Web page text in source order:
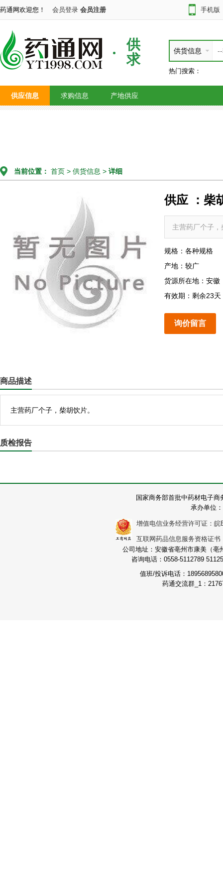
药通网欢迎您！ 会员登录 会员注册 手机版
供
求
供货信息
热门搜索：
供应信息 求购信息 产地供应
当前位置： 首页 > 供货信息 > 详细
供应 ：柴
主营药厂个子
规格：各种规格
产地：较广
货源所在地：安徽
有效期：剩余23天
询价留言
商品描述
主营药厂个子，柴胡饮片。
质检报告
国家商务部首批中药材电子
承办单位
增值电信业务经营许可证：皖
互联网药品信息服务资格证
公司地址：安徽省亳州市康美（
咨询电话：0558-5112789
值班/投诉电话：
药通交流群_1：